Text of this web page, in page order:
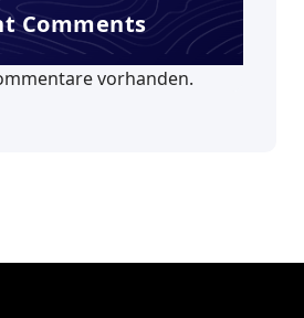
Comments
vorhanden.